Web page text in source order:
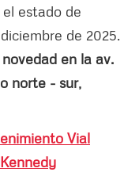
estado de
de 2025.
en la av.
norte - sur,
Vial